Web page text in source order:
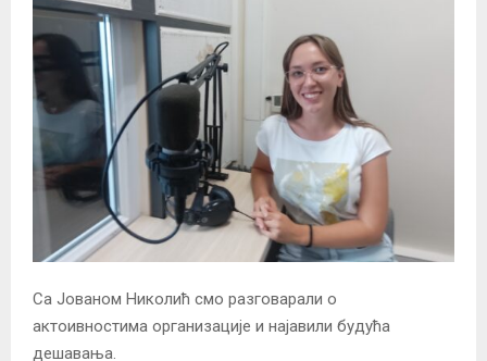
Са Јованом Николић смо разговарали о
актоивностима организације и најавили будућа
дешавања.